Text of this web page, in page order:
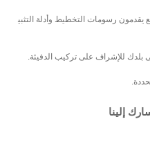
يقدمون رسومات التخطيط وأدلة التثبي
بلدك للإشراف على تركيب الدفيئة.
إلينا